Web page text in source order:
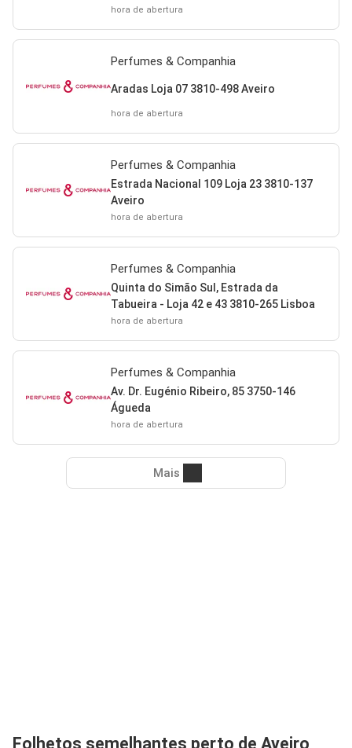
hora de abertura
Perfumes & Companhia
Aradas Loja 07 3810-498 Aveiro
hora de abertura
Perfumes & Companhia
Estrada Nacional 109 Loja 23 3810-137
Aveiro
hora de abertura
Perfumes & Companhia
Quinta do Simão Sul, Estrada da
Tabueira - Loja 42 e 43 3810-265 Lisboa
hora de abertura
Perfumes & Companhia
Av. Dr. Eugénio Ribeiro, 85 3750-146
Águeda
hora de abertura
Mais
Folhetos semelhantes perto de Aveiro